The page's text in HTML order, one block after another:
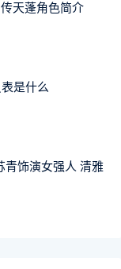
建立家庭。突如
还是坏？孩子会否
向。
天蓬角色简介
是什么
青饰演女强人 清雅